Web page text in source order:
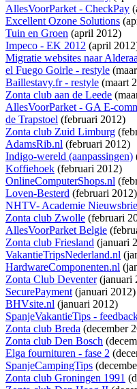
AllesVoorParket - CheckPay
Excellent Ozone Solutions
Tuin en Groen (april 2012)
Impeco - EK 2012 (april
Migratie websites naar
el Fuego Goirle - restyle
Baillestavy.fr - restyle (maart
Zonta club aan de Leede
AllesVoorParket - GA E-
de Trapstoel (februari 2012)
Zonta club Zuid Limburg
AdamsRib.nl (februari 2012)
Indigo-wereld (aanpassingen)
Koffiehoek (februari 2012)
OnlineComputerShops.nl
Loven-Besterd (februari 2012)
NHTV- Academie
Zonta club Zwolle (februari
AllesVoorParket Belgie
Zonta club Friesland (januari
VakantieTripsNederland.nl
HardwareComponenten.nl
Zonta Club Deventer(januari
SecurePayment(januari 2012)
BHVsite.nl (januari 2012)
SpanjeVakantieTips -
Zonta club Breda (december
Zonta club Den Bosch
Elga fournituren - fase 2
SpanjeCampingTips
Zonta club Groningen 1991